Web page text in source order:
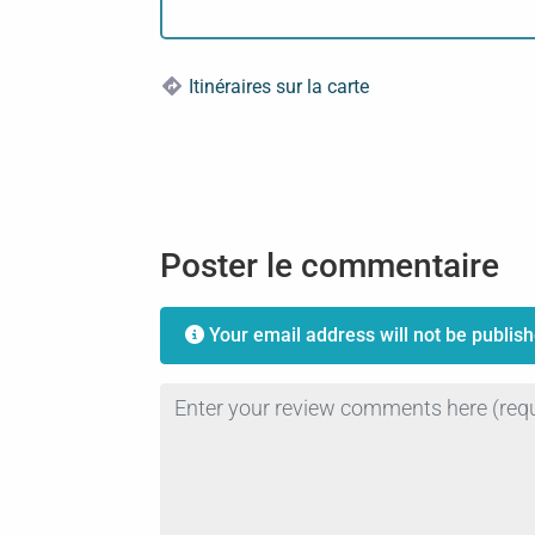
Itinéraires sur la carte
Poster le commentaire
Your email address will not be